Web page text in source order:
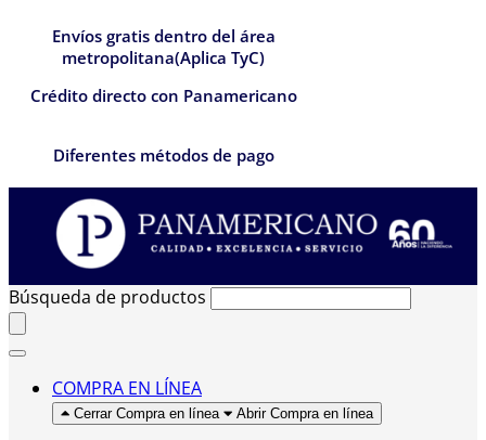
Envíos gratis dentro del área
metropolitana(Aplica TyC)
Crédito directo con Panamericano
Diferentes métodos de pago
Búsqueda de productos
COMPRA EN LÍNEA
Cerrar Compra en línea Abrir Compra en línea